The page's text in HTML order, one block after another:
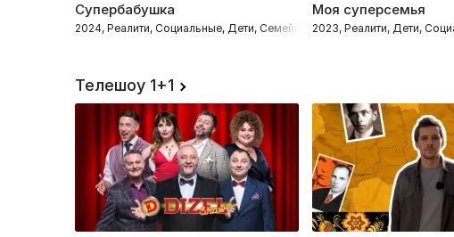
Супербабушка
2024, Реалити, Социальные, Дети, Семейные
Моя суперсемья
2023, Реалити, Дети,
Телешоу 1+1